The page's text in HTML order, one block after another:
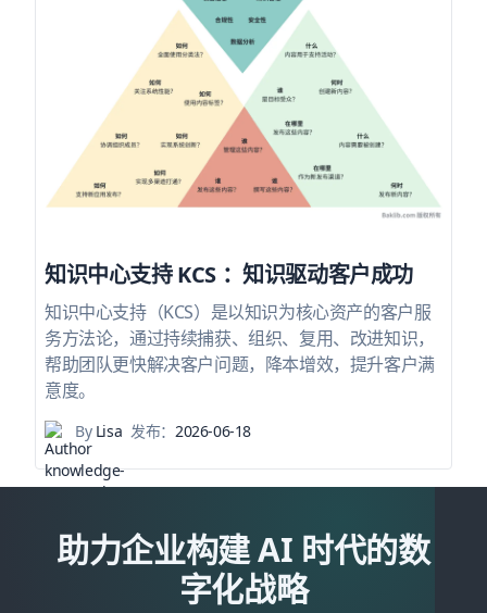
知识中心支持 KCS ：知识驱动客户成功
知识中心支持（KCS）是以知识为核心资产的客户服
务方法论，通过持续捕获、组织、复用、改进知识，
帮助团队更快解决客户问题，降本增效，提升客户满
意度。
ByLisa 发布：2026-06-18
助力企业构建 AI 时代的数
字化战略